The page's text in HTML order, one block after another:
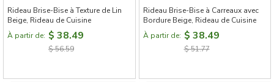
Rideau Brise-Bise à Texture de Lin
Beige, Rideau de Cuisine
À partir de: $ 38.49
$ 56.59
Rideau Brise-Bise à Carreaux avec
Bordure Beige, Rideau de Cuisine
À partir de: $ 38.49
$ 51.77